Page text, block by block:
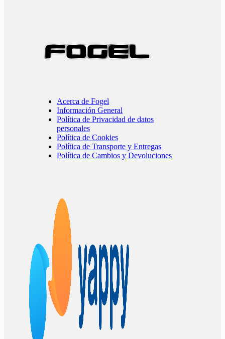
Acerca de Fogel
Información General
Política de Privacidad de datos
personales
Política de Cookies
Política de Transporte y Entregas
Política de Cambios y Devoluciones